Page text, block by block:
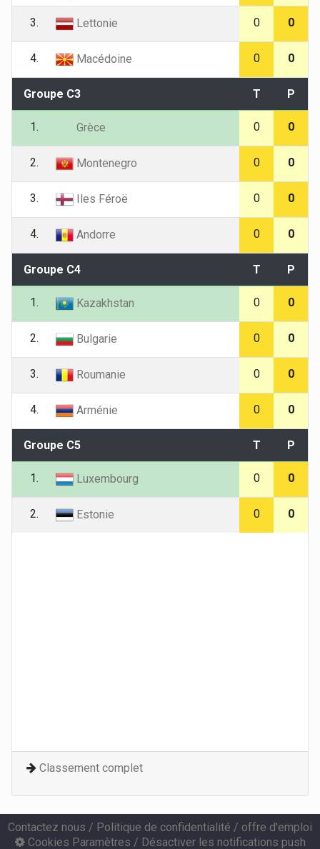
3. Lettonie 0 0
4. Macédoine 0 0
Groupe C3 T P
1. Grèce 0 0
2. Montenegro 0 0
3. Iles Féroë 0 0
4. Andorre 0 0
Groupe C4 T P
1. Kazakhstan 0 0
2. Bulgarie 0 0
3. Roumanie 0 0
4. Arménie 0 0
Groupe C5 T P
1. Luxembourg 0 0
2. Estonie 0 0
Classement complet
Contactez nous / Politique de confidentialité / offre d'emploi
Cookies Paramètres / Désactiver les notifications push